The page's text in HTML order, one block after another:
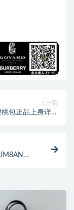
上一篇
包正品上身详细